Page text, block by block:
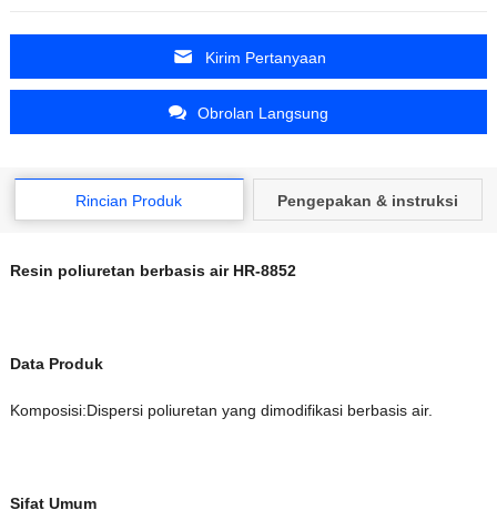
Kirim Pertanyaan
Obrolan Langsung
Rincian Produk Pengepakan & instruksi
Resin poliuretan berbasis air HR-8852
Data Produk
Komposisi:Dispersi poliuretan yang dimodifikasi berbasis air.
Sifat Umum